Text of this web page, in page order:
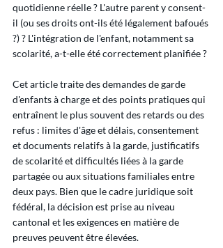
quotidienne réelle ? L'autre parent y consent-
il (ou ses droits ont-ils été légalement bafoués
?) ? L'intégration de l'enfant, notamment sa
scolarité, a-t-elle été correctement planifiée ?
Cet article traite des demandes de garde
d'enfants à charge et des points pratiques qui
entraînent le plus souvent des retards ou des
refus : limites d'âge et délais, consentement
et documents relatifs à la garde, justificatifs
de scolarité et difficultés liées à la garde
partagée ou aux situations familiales entre
deux pays. Bien que le cadre juridique soit
fédéral, la décision est prise au niveau
cantonal et les exigences en matière de
preuves peuvent être élevées.